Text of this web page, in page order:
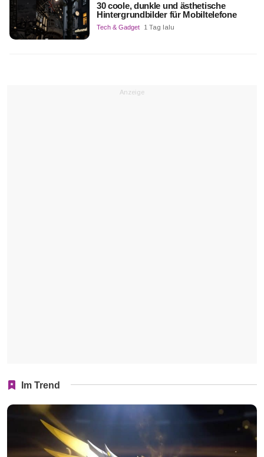
30 coole, dunkle und ästhetische
Hintergrundbilder für Mobiltelefone
Tech & Gadget 1 Tag lalu
Anzeige
Im Trend